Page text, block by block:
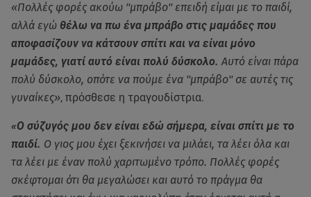
«Πολλές φορές ακούω ''μπράβο'' επειδή είμαι με το παιδί,
αλλά εγώ θέλω να πω ένα μπράβο στις μαμάδες που
αποφασίζουν να κάτσουν σπίτι και να είναι μόνο
μαμάδες, γιατί αυτό είναι πολύ δύσκολο.Αυτό είναι πάρα
πολύ δύσκολο, οπότε να πούμε ένα ''μπράβο'' σε αυτές τις
γυναίκες», πρόσθεσε η τραγουδίστρια.
«Ο σύζυγός μου δεν είναι εδώ σήμερα, είναι σπίτι με το
παιδί. Ο γιος μου έχει ξεκινήσει να μιλάει, τα λέει όλα και
τα λέει με έναν πολύ χαριτωμένο τρόπο. Πολλές φορές
σκέφτομαι ότι θα μεγαλώσει και αυτό το πράγμα θα